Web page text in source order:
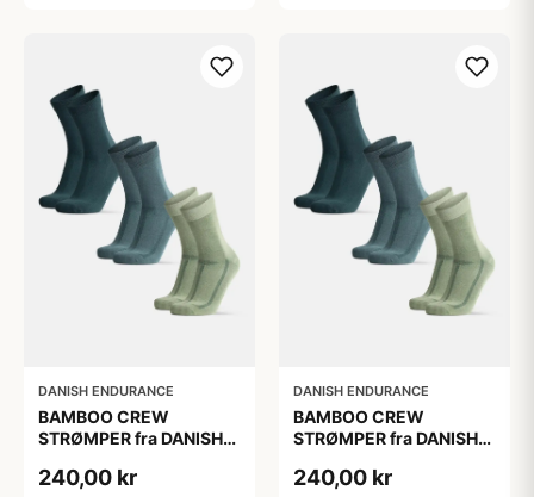
DANISH ENDURANCE
BAMBOO CREW
STRØMPER fra DANISH
Mørkegrøn | Lysegrøn |
240,00 kr
DANISH ENDURANCE
BAMBOO CREW
STRØMPER fra DANISH
Mørkegrøn | Lysegrøn |
240,00 kr